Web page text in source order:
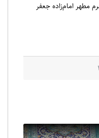
۱۵ خرداد در حرم مطهر امام‌زاده جعفر